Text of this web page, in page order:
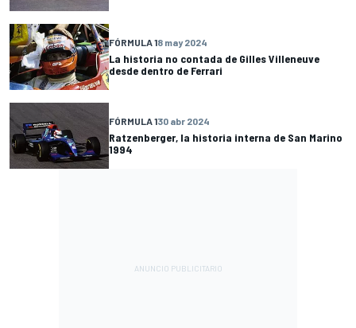
FÓRMULA 18 may 2024
La historia no contada de Gilles Villeneuve
desde dentro de Ferrari
FÓRMULA 130 abr 2024
Ratzenberger, la historia interna de San Marino
1994